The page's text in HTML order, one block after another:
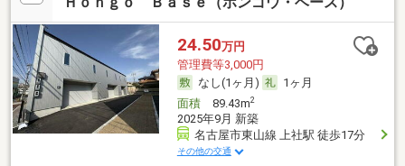
24.50万円
管理費等3,000円
なし(1ヶ月)
1ヶ月
面積89.43m2
2025年9月 新築
名古屋市東山線 上社駅 徒歩17分
その他の交通